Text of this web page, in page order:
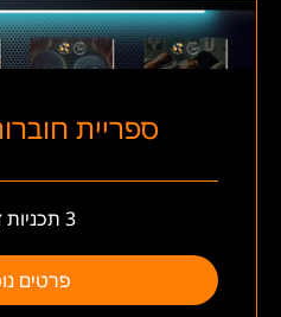
ספריית
3 תכניות זמינות
פרטים